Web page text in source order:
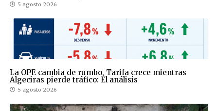
5 agosto 2026
La OPE cambia de rumbo, Tarifa crece mientras
Algeciras pierde tráfico: El análisis
5 agosto 2026